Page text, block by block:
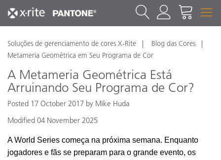
Soluções de gerenciamento de cores X-Rite
Blog das Cores
Metameria Geométrica em Seu Programa de Cor
A Metameria Geométrica Está
Arruinando Seu Programa de Cor?
Posted 17 October 2017 by Mike Huda
Modified 04 November 2025
A World Series começa na próxima semana. Enquanto
jogadores e fãs se preparam para o grande evento, os